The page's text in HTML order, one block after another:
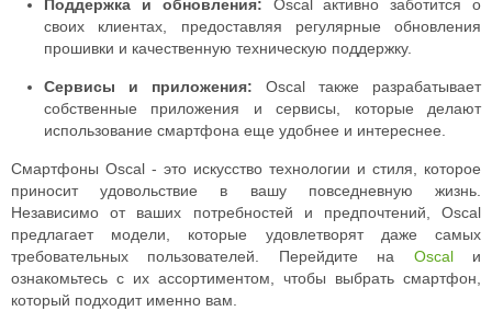
Поддержка и обновления: Oscal активно заботится о
своих клиентах, предоставляя регулярные обновления
прошивки и качественную техническую поддержку.
Сервисы и приложения: Oscal также разрабатывает
собственные приложения и сервисы, которые делают
использование смартфона еще удобнее и интереснее.
Смартфоны Oscal - это искусство технологии и стиля, которое
приносит удовольствие в вашу повседневную жизнь.
Независимо от ваших потребностей и предпочтений, Oscal
предлагает модели, которые удовлетворят даже самых
требовательных пользователей. Перейдите на Oscalи
ознакомьтесь с их ассортиментом, чтобы выбрать смартфон,
который подходит именно вам.